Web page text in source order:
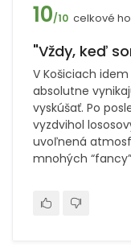
10/10 celkové
"Vždy, keď
V Košiciach
absolutne
vyskúšať. Po
vyzdvihol
uvoľnená
mnohých